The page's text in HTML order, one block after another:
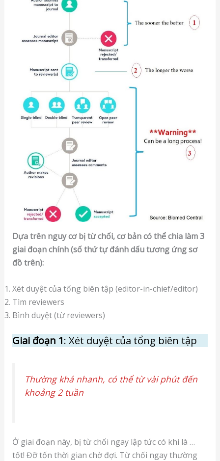
Dựa trên nguy cơ bị từ chối, cơ bản có thể chia làm 3
giai đoạn chính (số thứ tự đánh dấu tương ứng sơ
đồ trên):
Xét duyệt của tổng biên tập (editor-in-chief/editor)
Tìm reviewers
Bình duyệt (từ reviewers)
Giai đoạn 1: Xét duyệt của tổng biên tập
Thường khá nhanh, có thể từ vài phút đến
khoảng 2 tuần
Ở giai đoạn này, bị từ chối ngay lập tức có khi là …
tốt! Đỡ tốn thời gian chờ đợi. Từ chối ngay thường